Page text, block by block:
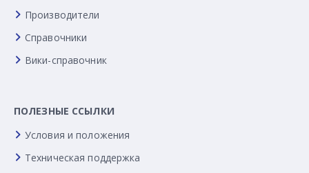
Производители
Справочники
Вики-справочник
ПОЛЕЗНЫЕ ССЫЛКИ
Условия и положения
Техническая поддержка